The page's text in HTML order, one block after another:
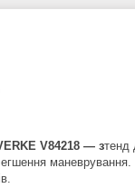
V84218 — зтенд